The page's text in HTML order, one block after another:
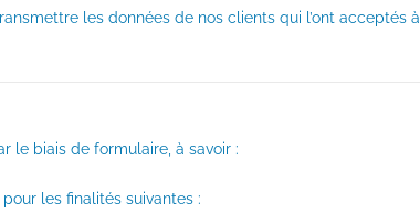
les données de nos clients qui l’ont
le biais de formulaire, à savoir :
les finalités suivantes :